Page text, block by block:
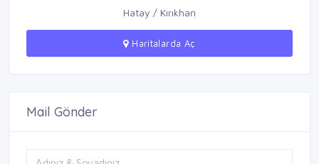
Hatay / Kırıkhan
Haritalarda Aç
Mail Gönder